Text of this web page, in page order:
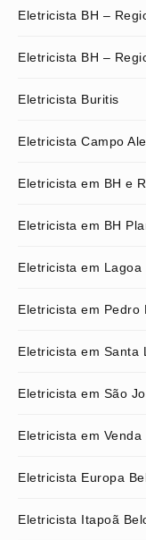
Eletricista BH –
Eletricista BH –
Eletricista Buritis
Eletricista Campo
Eletricista em BH e
Eletricista em BH
Eletricista em Lagoa
Eletricista em Pedro
Eletricista em Santa
Eletricista em São
Eletricista em Venda
Eletricista Europa
Eletricista Itapoã